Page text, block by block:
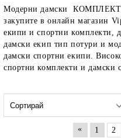
Модерни дамски
закупите в онлайн магазин
екипи и спортни комплекти,
дамски екип тип потури и
дамски спортни екипи.
спортни комплекти и дамски
« 1 2